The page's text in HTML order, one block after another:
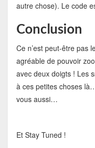
autre chose). Le code
Conclusion
Ce n’est peut-être pas
agréable de pouvoir
avec deux doigts ! Les
à ces petites choses
vous aussi…
Et Stay Tuned !